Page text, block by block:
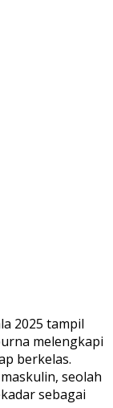
2025 tampil
melengkapi
berkelas.
seolah
sebagai